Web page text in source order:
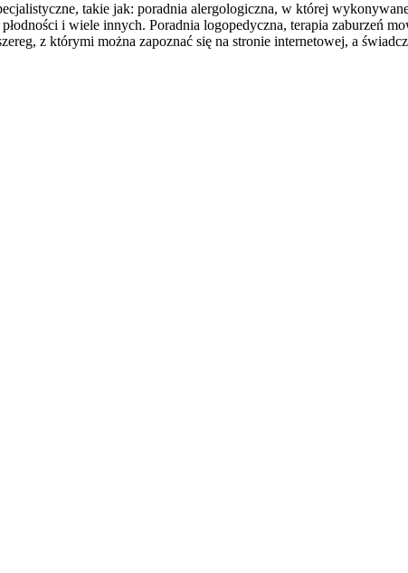
takie jak: poradnia alergologiczna, w której
i wiele innych. Poradnia logopedyczna, terapia zaburzeń
z którymi można zapoznać się na stronie internetowej, a